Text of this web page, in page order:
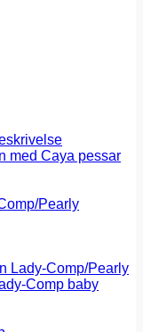
med Caya pessar
Pearly
Lady-Comp/Pearly
Comp baby